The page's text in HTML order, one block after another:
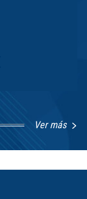
Ver más